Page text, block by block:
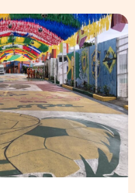
da Semulsp